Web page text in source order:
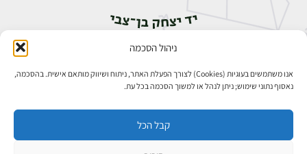
ניהול הסכמה
אנו משתמשים בעוגיות (Cookies) לצורך הפעלת האתר, ניתוח ושיווק מותאם אישית. בהסכמה,
נאסוף נתוני שימוש; ניתן לנהל או למשוך הסכמה בכל עת.
קבל הכל
אבן גבירול 14, רחביה, ירושלים